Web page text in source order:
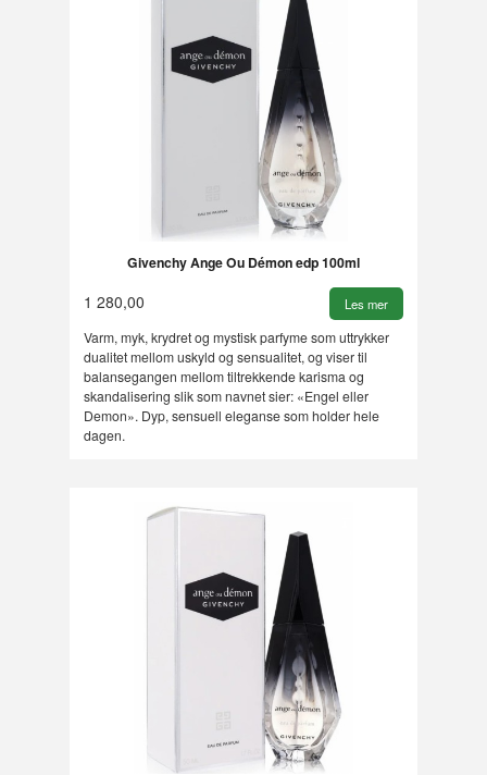
Givenchy Ange Ou Démon edp 100ml
1 280,00 Les mer
Varm, myk, krydret og mystisk parfyme som uttrykker
dualitet mellom uskyld og sensualitet, og viser til
balansegangen mellom tiltrekkende karisma og
skandalisering slik som navnet sier: «Engel eller
Demon». Dyp, sensuell eleganse som holder hele
dagen.